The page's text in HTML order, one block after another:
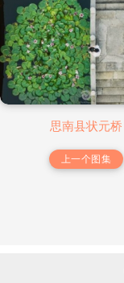
思南县状元桥
上一个图集